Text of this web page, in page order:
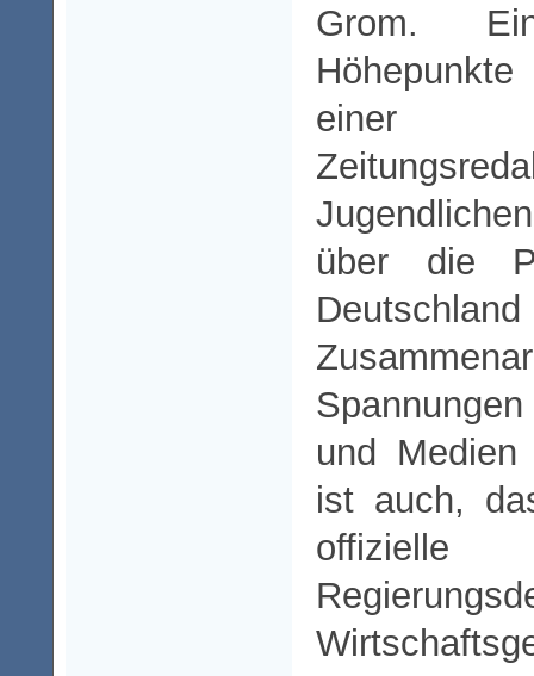
Grom.
einer
über die
und Medien
ist auch,